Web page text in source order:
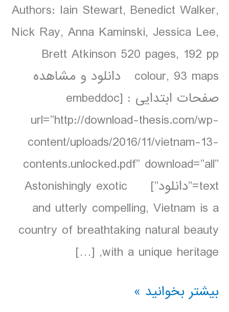
Authors: Iain Stewart, Benedict Walker,
Nick Ray, Anna Kaminski, Jessica Lee,
Brett Atkinson 520 pages, 192 pp
colour, 93 maps دانلود و مشاهده
صفحات ابتدایی : [embeddoc
url=”http://download-thesis.com/wp-
content/uploads/2016/11/vietnam-13-
contents.unlocked.pdf” download=”all”
text=”دانلود”] Astonishingly exotic
and utterly compelling, Vietnam is a
country of breathtaking natural beauty
with a unique heritage, […]
دانلود
بیشتر بخوانید »